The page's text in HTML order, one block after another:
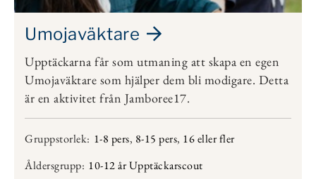
Umojaväktare
Upptäckarna får som utmaning att skapa en egen
Umojaväktare som hjälper dem bli modigare. Detta
är en aktivitet från Jamboree17.
Gruppstorlek: 1-8 pers, 8-15 pers, 16 eller fler
Åldersgrupp: 10-12 år Upptäckarscout